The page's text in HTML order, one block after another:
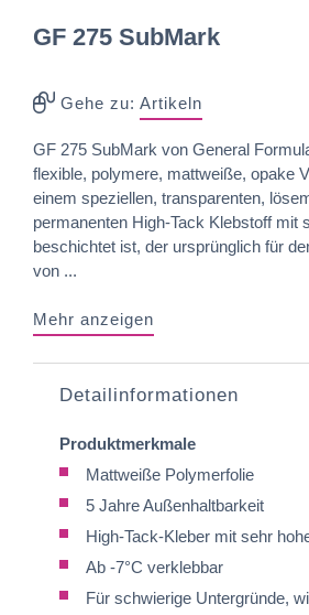
GF 275 SubMark
Gehe zu: Artikeln
GF 275 SubMark von General
flexible, polymere, mattweiße, opake
einem speziellen, transparenten,
permanenten High-Tack Klebstoff mit
beschichtet ist, der ursprünglich für
von ...
Mehr anzeigen
Detailinformationen
Produktmerkmale
Mattweiße Polymerfolie
5 Jahre Außenhaltbarkeit
High-Tack-Kleber mit sehr
Ab -7°C verklebbar
Für schwierige Untergründe,